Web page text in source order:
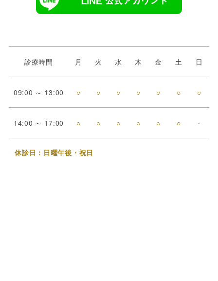
診療時間 月 火 水 木 金 土 日
09:00 ～ 13:00 ○ ○ ○ ○ ○ ○ ○
14:00 ～ 17:00 ○ ○ ○ ○ ○ ○ -
休診日：日曜午後・祝日